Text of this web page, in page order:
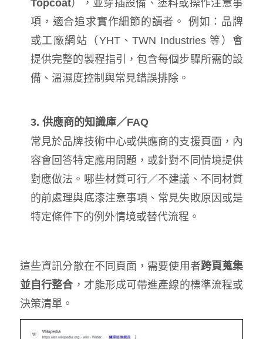
Topcoat），並穿插設備、塗料或操作注意事
項，適合追求實作細節的讀者。 例如：品牌
或工廠網站（YHT、TWN Industries 等）會
提供完整的製程指引，包含每個步驟所需的設
備、溫濕度控制與常見錯誤排除。
3. 供應商的知識庫／FAQ
常見於品牌技術中心或供應商的支援頁面，內
容會回答特定應用問題，或針對不同情境提供
對應做法。哪些材質可行／不建議、不同材質
的前處理與底漆注意事項、常見失敗原因或是
特定條件下的例外情境或替代流程。
這些資訊分散在不同頁面，需要使用者跨頁蒐集
並自行整合，才能形成可帶進產線的標準流程或
決策清單。